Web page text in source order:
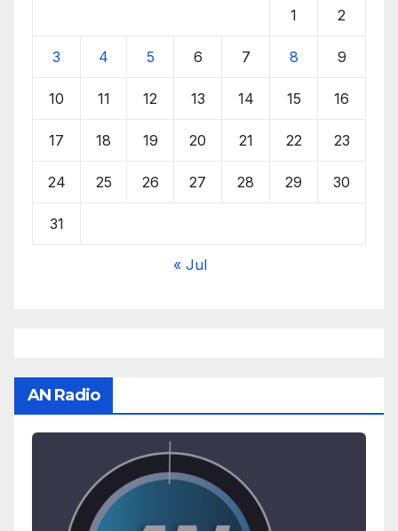
1 2
3 4 5 6 7 8 9
10 11 12 13 14 15 16
17 18 19 20 21 22 23
24 25 26 27 28 29 30
31
« Jul
AN Radio